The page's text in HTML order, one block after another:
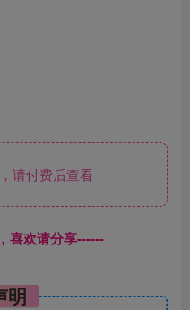
请付费后查看
喜欢请分享------
明